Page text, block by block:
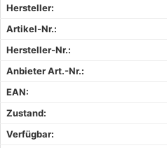
Hersteller:
Artikel-Nr.:
Hersteller-Nr.:
Anbieter Art.-Nr.:
EAN:
Zustand:
Verfügbar: